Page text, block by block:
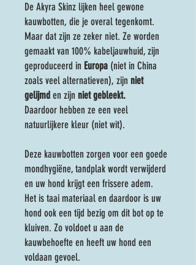
De Akyra Skinz lijken heel gewone
kauwbotten, die je overal tegenkomt.
Maar dat zijn ze zeker niet. Ze worden
gemaakt van 100% kabeljauwhuid, zijn
geproduceerd in Europa (niet in China
zoals veel alternatieven), zijn niet
gelijmd en zijn niet gebleekt.
Daardoor hebben ze een veel
natuurlijkere kleur (niet wit).
Deze kauwbotten zorgen voor een goede
mondhygiëne, tandplak wordt verwijderd
en uw hond krijgt een frissere adem.
Het is taai materiaal en daardoor is uw
hond ook een tijd bezig om dit bot op te
kluiven. Zo voldoet u aan de
kauwbehoefte en heeft uw hond een
voldaan gevoel.